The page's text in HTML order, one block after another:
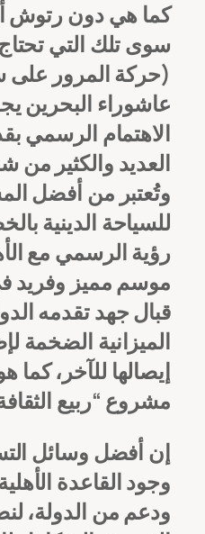
كما هي دون رتوش
سوى تلك التي
(حركة المرور على
عاشوراء البحرين
الاهتمام الرسمي
العديد والكثير من
وتُعتبر من أفضل
للسياحة الدينية
رؤية الرسمي مع
موسم مميز وفريد
قبال جهد تقدمه
الميزانية الضخمة
إيصالها للآخر،
مشروع “ربيع
إن أفضل وسائل
وجود القاعدة
ودعم من الدولة،